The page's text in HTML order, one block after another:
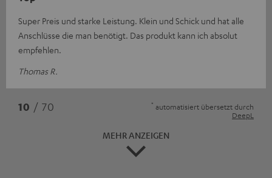
Super Preis und starke Leistung. Klein und Schick und hat alle
Anschlüsse die man benötigt. Das produkt kann ich absolut
empfehlen.
Thomas R.
10 / 70 * automatisiert übersetzt durch
DeepL
MEHR ANZEIGEN